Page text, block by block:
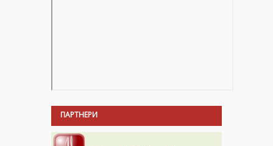
ПАРТНЕРИ